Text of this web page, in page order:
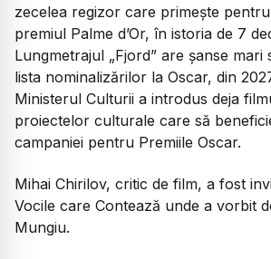
zecelea regizor care primește
premiul Palme d’Or, în istoria de 7
Lungmetrajul „Fjord” are șanse mari
lista nominalizărilor la Oscar, din
Ministerul Culturii a introdus deja
proiectelor culturale care să
campaniei pentru Premiile Oscar.
Mihai Chirilov, critic de film, a fost
Vocile care Contează unde a vorbit
Mungiu.